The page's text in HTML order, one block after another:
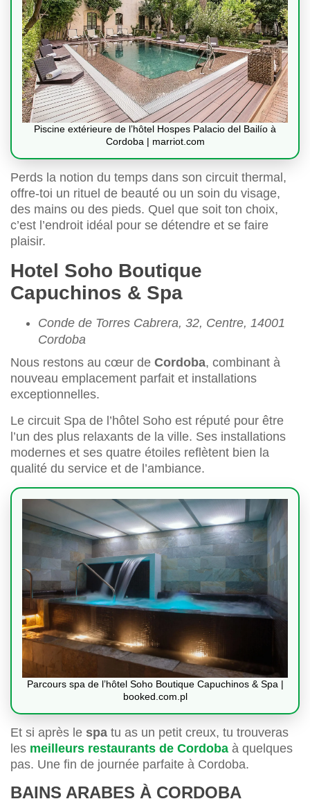
Piscine extérieure de l’hôtel Hospes Palacio del Bailío à
Cordoba | marriot.com
Perds la notion du temps dans son circuit thermal,
offre-toi un rituel de beauté ou un soin du visage,
des mains ou des pieds. Quel que soit ton choix,
c’est l’endroit idéal pour se détendre et se faire
plaisir.
Hotel Soho Boutique
Capuchinos & Spa
Conde de Torres Cabrera, 32, Centre, 14001
Cordoba
Nous restons au cœur de Cordoba, combinant à
nouveau emplacement parfait et installations
exceptionnelles.
Le circuit Spa de l’hôtel Soho est réputé pour être
l’un des plus relaxants de la ville. Ses installations
modernes et ses quatre étoiles reflètent bien la
qualité du service et de l’ambiance.
Parcours spa de l’hôtel Soho Boutique Capuchinos & Spa |
booked.com.pl
Et si après le spa tu as un petit creux, tu trouveras
les meilleurs restaurants de Cordoba à quelques
pas. Une fin de journée parfaite à Cordoba.
BAINS ARABES À CORDOBA